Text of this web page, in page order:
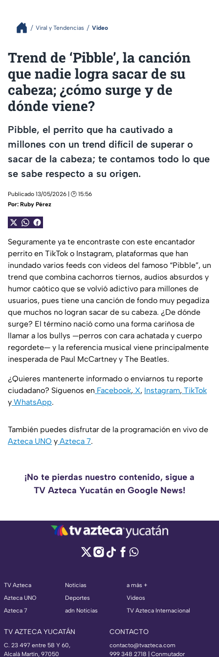
Viral y Tendencias Video
Trend de ‘Pibble’, la canción
que nadie logra sacar de su
cabeza; ¿cómo surge y de
dónde viene?
Pibble, el perrito que ha cautivado a
millones con un trend difícil de superar o
sacar de la cabeza; te contamos todo lo que
se sabe respecto a su origen.
Publicado 13/05/2026 | 🕑 15:56
Por: Ruby Pérez
Seguramente ya te encontraste con este encantador
perrito en TikTok o Instagram, plataformas que han
inundado varios feeds con videos del famoso “Pibble”, un
trend que combina cachorros tiernos, audios absurdos y
humor caótico que se volvió adictivo para millones de
usuarios, pues tiene una canción de fondo muy pegadiza
que muchos no logran sacar de su cabeza. ¿De dónde
surge? El término nació como una forma cariñosa de
llamar a los bullys —perros con cara achatada y cuerpo
regordete— y la referencia musical viene principalmente
inesperada de Paul McCartney y The Beatles.
¿Quieres mantenerte informado o enviarnos tu reporte
ciudadano? Síguenos en Facebook, X, Instagram, TikTok
y WhatsApp.
También puedes disfrutar de la programación en vivo de
Azteca UNO y Azteca 7.
¡No te pierdas nuestro contenido, sigue a
TV Azteca Yucatán en Google News!
TV Azteca
Azteca UNO
Azteca 7
Noticias
Deportes
adn Noticias
a más +
Videos
TV Azteca Internacional
TV AZTECA YUCATÁN
C. 23 497 entre 58 Y 60,
Alcalá Martín, 97050
CONTACTO
contacto@tvazteca.com
999 348 2718 | Conmutador